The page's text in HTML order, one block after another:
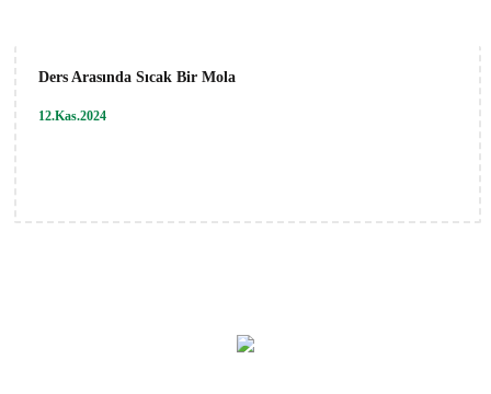
Ders Arasında Sıcak Bir Mola
12.Kas.2024